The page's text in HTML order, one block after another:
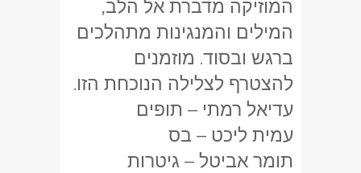
המוזיקה מדברת אל הלב,
המילים והמנגינות מתהלכים
ברגש ובסוד. מוזמנים
להצטרף לצלילה הנוכחת הזו.
עדיאל רמתי – תופים
עמית ליכט – בס
תומר אביטל – גיטרות